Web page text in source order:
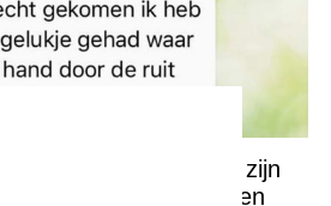
zichzelf ziek omdat zijn
maar hij had misschien